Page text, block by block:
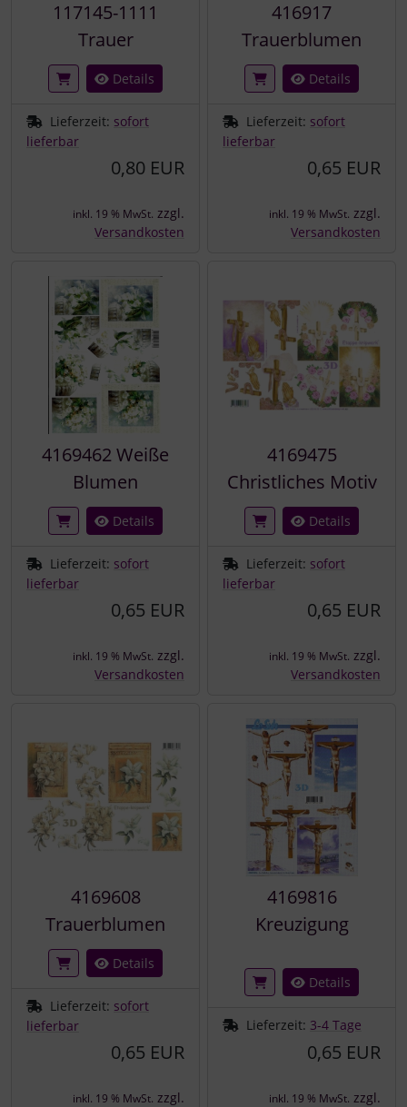
117145-1111
Trauer
Details
Lieferzeit: sofort
lieferbar
0,80 EUR
inkl. 19 % MwSt. zzgl.
Versandkosten
416917
Trauerblumen
Details
Lieferzeit: sofort
lieferbar
0,65 EUR
inkl. 19 % MwSt. zzgl.
Versandkosten
4169462 Weiße
Blumen
Details
Lieferzeit: sofort
lieferbar
0,65 EUR
inkl. 19 % MwSt. zzgl.
Versandkosten
4169475
Christliches Motiv
Details
Lieferzeit: sofort
lieferbar
0,65 EUR
inkl. 19 % MwSt. zzgl.
Versandkosten
4169608
Trauerblumen
Details
Lieferzeit: sofort
lieferbar
0,65 EUR
inkl. 19 % MwSt. zzgl.
4169816
Kreuzigung
Details
Lieferzeit: 3-4 Tage
0,65 EUR
inkl. 19 % MwSt. zzgl.